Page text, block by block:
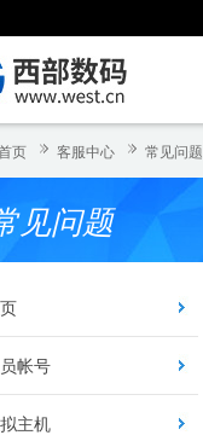
页 客服中心 常见问题
见问题
帐号
主机